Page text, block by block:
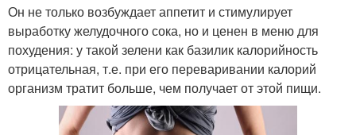
Он не только возбуждает аппетит и стимулирует
выработку желудочного сока, но и ценен в меню для
похудения: у такой зелени как базилик калорийность
отрицательная, т.е. при его переваривании калорий
организм тратит больше, чем получает от этой пищи.